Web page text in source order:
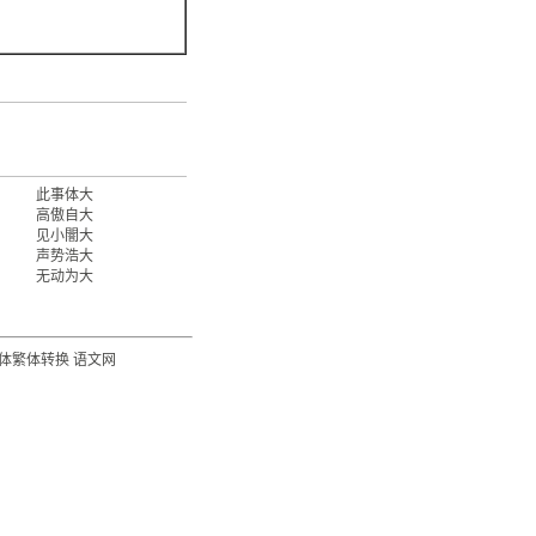
此事体大
高傲自大
见小闇大
声势浩大
无动为大
繁体转换 语文网